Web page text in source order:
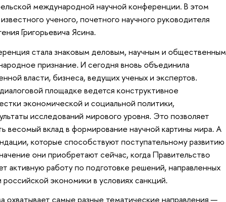
международной научной конференции. В этом
ученого, почетного научного руководителя
Григорьевича Ясина.
стала знаковым деловым, научным и общественным
признание. И сегодня вновь объединила
власти, бизнеса, ведущих ученых и экспертов.
площадке ведется конструктивное
экономической и социальной политики,
исследований мирового уровня. Это позволяет
весомый вклад в формирование научной картины мира. А
которые способствуют поступательному развитию
они приобретают сейчас, когда Правительство
активную работу по подготовке решений, направленных
экономики в условиях санкций.
охватывает самые разные тематические направления —